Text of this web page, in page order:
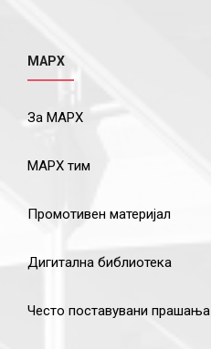
МАРХ
За МАРХ
МАРХ тим
Промотивен материјал
Дигитална библиотека
Често поставувани прашања